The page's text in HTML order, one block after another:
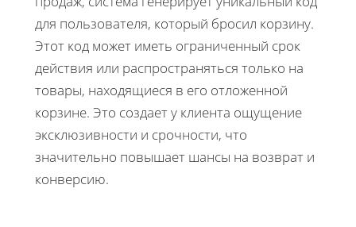
для пользователя, который бросил корзину.
Этот код может иметь ограниченный срок
действия или распространяться только на
товары, находящиеся в его отложенной
корзине. Это создает у клиента ощущение
эксклюзивности и срочности, что
значительно повышает шансы на возврат и
конверсию.